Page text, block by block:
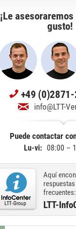
¡Le
gusto!
+49
info@LTT-
Puede contactar
Lu-vi: 08:00 –
Aquí
frecuentes:
LTT-